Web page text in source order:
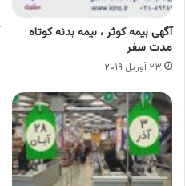
آگهی بیمه کوثر ، بیمه بدنه کوتاه
مدت سفر
۲۳ آوریل ۲۰۱۹